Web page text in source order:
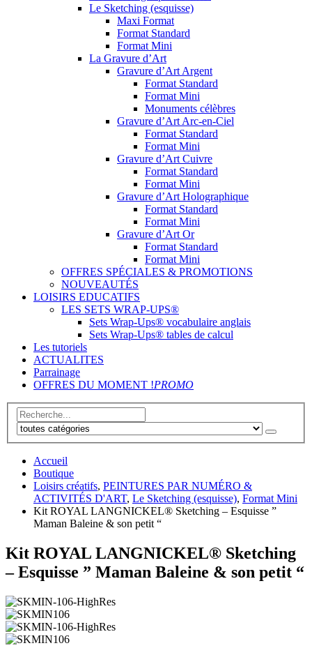
Le Sketching (esquisse)
Maxi Format
Format Standard
Format Mini
La Gravure d’Art
Gravure d’Art Argent
Format Standard
Format Mini
Monuments célèbres
Gravure d’Art Arc-en-Ciel
Format Standard
Format Mini
Gravure d’Art Cuivre
Format Standard
Format Mini
Gravure d’Art Holographique
Format Standard
Format Mini
Gravure d’Art Or
Format Standard
Format Mini
OFFRES SPÉCIALES & PROMOTIONS
NOUVEAUTÉS
LOISIRS EDUCATIFS
LES SETS WRAP-UPS®
Sets Wrap-Ups® vocabulaire anglais
Sets Wrap-Ups® tables de calcul
Les tutoriels
ACTUALITES
Parrainage
OFFRES DU MOMENT !PROMO
Accueil
Boutique
Loisirs créatifs, PEINTURES PAR NUMÉRO &
ACTIVITÉS D'ART, Le Sketching (esquisse), Format Mini
Kit ROYAL LANGNICKEL® Sketching – Esquisse ”
Maman Baleine & son petit “
Kit ROYAL LANGNICKEL® Sketching
– Esquisse ” Maman Baleine & son petit “